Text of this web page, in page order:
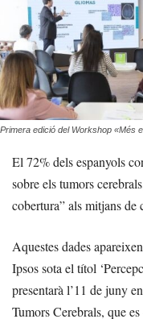
Primera edició del Workshop «Més
El 72% dels espanyols
sobre els tumors
cobertura” als mitjans de
Aquestes dades
Ipsos sota el títol
presentarà l’11 de juny
Tumors Cerebrals, que